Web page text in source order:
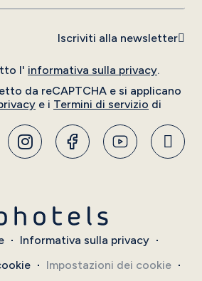
l' informativa sulla privacy.
da reCAPTCHA e si applicano
e i Termini di servizio di
Iscriviti alla newsletter
Informativa sulla privacy
Impostazioni dei cookie